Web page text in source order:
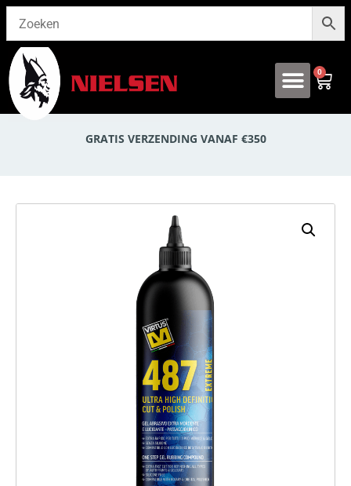
0
GRATIS VERZENDING VANAF €350